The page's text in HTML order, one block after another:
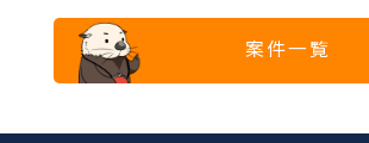
案件一覧